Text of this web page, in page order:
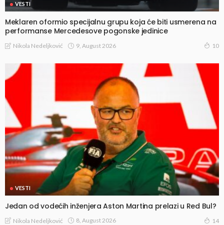
VESTI
Meklaren oformio specijalnu grupu koja će biti usmerena na
performanse Mercedesove pogonske jedinice
Nikola Nedeljković 9, August 2026 10
VESTI
Jedan od vodećih inženjera Aston Martina prelazi u Red Bul?
Nikola Nedeljković 8, August 2026 14